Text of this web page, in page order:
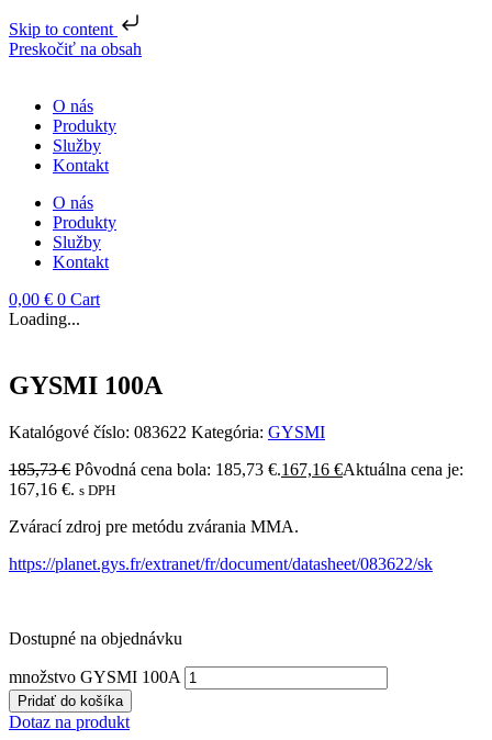
Skip to content
Preskočiť na obsah
O nás
Produkty
Služby
Kontakt
O nás
Produkty
Služby
Kontakt
0,00 € 0 Cart
Loading...
GYSMI 100A
Katalógové číslo: 083622 Kategória: GYSMI
185,73€ Pôvodná cena bola: 185,73 €.167,16 €Aktuálna cena je:
167,16 €. s DPH
Zvárací zdroj pre metódu zvárania MMA.
https://planet.gys.fr/extranet/fr/document/datasheet/083622/sk
Dostupné na objednávku
množstvo GYSMI 100A
Pridať do košíka
Dotaz na produkt